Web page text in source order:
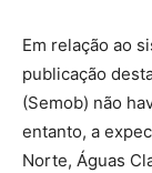
Em relação ao
publicação
(Semob) não
entanto, a
Norte, Águas